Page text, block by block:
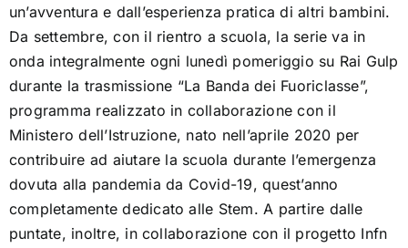
un’avventura e dall’esperienza pratica di altri bambini.
Da settembre, con il rientro a scuola, la serie va in
onda integralmente ogni lunedì pomeriggio su Rai Gulp
durante la trasmissione “La Banda dei Fuoriclasse”,
programma realizzato in collaborazione con il
Ministero dell’Istruzione, nato nell’aprile 2020 per
contribuire ad aiutare la scuola durante l’emergenza
dovuta alla pandemia da Covid-19, quest’anno
completamente dedicato alle Stem. A partire dalle
puntate, inoltre, in collaborazione con il progetto Infn